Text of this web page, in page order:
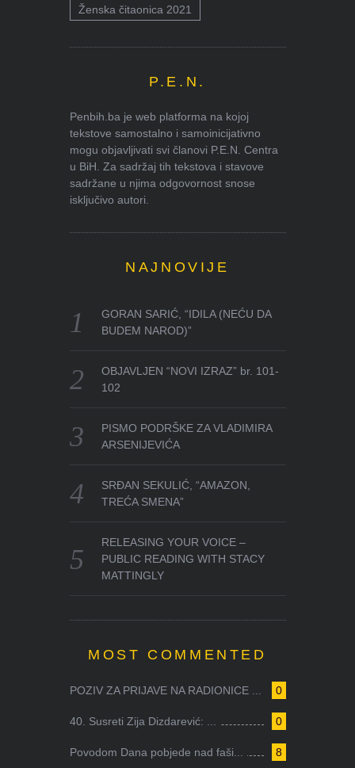
Ženska čitaonica 2021
P.E.N.
Penbih.ba je web platforma na kojoj
tekstove samostalno i samoinicijativno
mogu objavljivati svi članovi P.E.N. Centra
u BiH. Za sadržaj tih tekstova i stavove
sadržane u njima odgovornost snose
isključivo autori.
NAJNOVIJE
GORAN SARIĆ, “IDILA (NEĆU DA
BUDEM NAROD)”
OBJAVLJEN “NOVI IZRAZ” br. 101-
102
PISMO PODRŠKE ZA VLADIMIRA
ARSENIJEVIĆA
SRĐAN SEKULIĆ, “AMAZON,
TREĆA SMENA”
RELEASING YOUR VOICE –
PUBLIC READING WITH STACY
MATTINGLY
MOST COMMENTED
0
POZIV ZA PRIJAVE NA RADIONICE ...
0
40. Susreti Zija Dizdarević: ...
8
Povodom Dana pobjede nad faši...